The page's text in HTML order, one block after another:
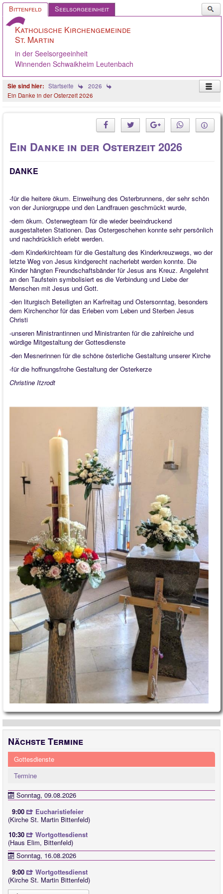
Bittenfeld Seelsorgeeinheit
...
Katholische Kirchengemeinde
St. Martin
in der Seelsorgeeinheit
Winnenden Schwaikheim Leutenbach
Startseite
2026
Ein Danke in der Osterzeit 2026
Gemeinde
Gremien
Ökumene
Gelebter Glaube
Quintessenz
Spirituelles
2025
2026
Ein Danke in der Osterzeit 2026
DANKE
-für die heitere ökum. Einweihung des Osterbrunnens, der sehr schön
von der Juniorgruppe und den Landfrauen geschmückt wurde,
-dem ökum. Osterwegteam für die wieder beeindruckend
ausgestalteten Stationen. Das Ostergeschehen konnte sehr persönlich
und nachdrücklich erlebt werden.
-dem Kinderkirchteam für die Gestaltung des Kinderkreuzwegs, wo der
letzte Weg von Jesus kindgerecht nacherlebt werden konnte. Die
Kinder hängten Freundschaftsbänder für Jesus ans Kreuz. Angelehnt
an den Taufstein symbolisiert es die Verbindung und Liebe der
Menschen mit Jesus und Gott.
-den liturgisch Beteiligten an Karfreitag und Ostersonntag, besonders
dem Kirchenchor für das Erleben vom Leben und Sterben Jesus
Christi
-unseren Ministrantinnen und Ministranten für die zahlreiche und
würdige Mitgestaltung der Gottesdienste
-den Mesnerinnen für die schöne österliche Gestaltung unserer Kirche
-für die hoffnungsfrohe Gestaltung der Osterkerze
Christine Itzrodt
Nächste Termine
Gottesdienste
Termine
Sonntag, 09.08.2026
9:00
Eucharistiefeier
(Kirche St. Martin Bittenfeld)
10:30
Wortgottesdienst
(Haus Elim, Bittenfeld)
Sonntag, 16.08.2026
9:00
Wortgottesdienst
(Kirche St. Martin Bittenfeld)